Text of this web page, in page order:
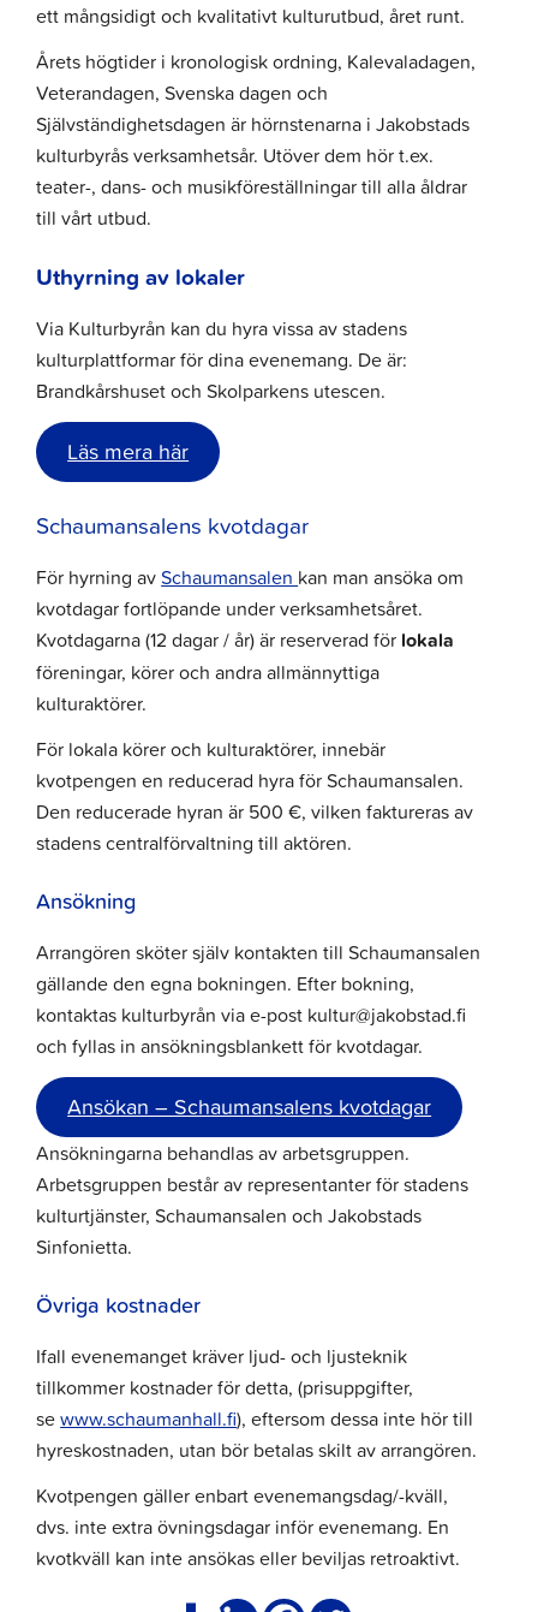
ett mångsidigt och kvalitativt kulturutbud, året runt.
Årets högtider i kronologisk ordning, Kalevaladagen,
Veterandagen, Svenska dagen och
Självständighetsdagen är hörnstenarna i Jakobstads
kulturbyrås verksamhetsår. Utöver dem hör t.ex.
teater-, dans- och musikföreställningar till alla åldrar
till vårt utbud.
Uthyrning av lokaler
Via Kulturbyrån kan du hyra vissa av stadens
kulturplattformar för dina evenemang. De är:
Brandkårshuset och Skolparkens utescen.
Läs mera här
Schaumansalens kvotdagar
För hyrning av Schaumansalen kan man ansöka om
kvotdagar fortlöpande under verksamhetsåret.
Kvotdagarna (12 dagar / år) är reserverad för lokala
föreningar, körer och andra allmännyttiga
kulturaktörer.
För lokala körer och kulturaktörer, innebär
kvotpengen en reducerad hyra för Schaumansalen.
Den reducerade hyran är 500 €, vilken faktureras av
stadens centralförvaltning till aktören.
Ansökning
Arrangören sköter själv kontakten till Schaumansalen
gällande den egna bokningen. Efter bokning,
kontaktas kulturbyrån via e-post kultur@jakobstad.fi
och fyllas in ansökningsblankett för kvotdagar.
Ansökan – Schaumansalens kvotdagar
Ansökningarna behandlas av arbetsgruppen.
Arbetsgruppen består av representanter för stadens
kulturtjänster, Schaumansalen och Jakobstads
Sinfonietta.
Övriga kostnader
Ifall evenemanget kräver ljud- och ljusteknik
tillkommer kostnader för detta, (prisuppgifter,
sewww.schaumanhall.fi), eftersom dessa inte hör till
hyreskostnaden, utan bör betalas skilt av arrangören.
Kvotpengen gäller enbart evenemangsdag/-kväll,
dvs. inte extra övningsdagar inför evenemang. En
kvotkväll kan inte ansökas eller beviljas retroaktivt.